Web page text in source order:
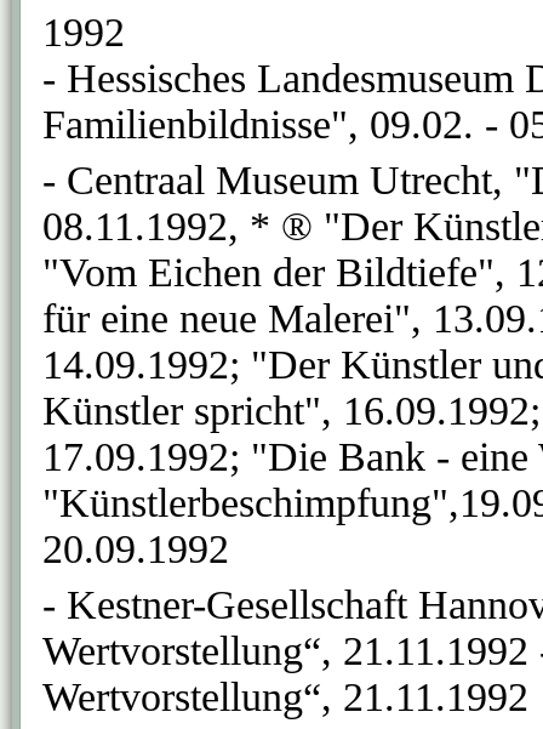
1992
- Hessisches
Familienbildnisse", 09.02. -
- Centraal Museum Utrecht,
08.11.1992, * ® "Der
"Vom Eichen der Bildtiefe",
für eine neue Malerei",
14.09.1992; "Der Künstler
Künstler spricht",
17.09.1992; "Die Bank -
20.09.1992
- Kestner-Gesellschaft
Wertvorstellung“,
Wertvorstellung“, 21.11.1992